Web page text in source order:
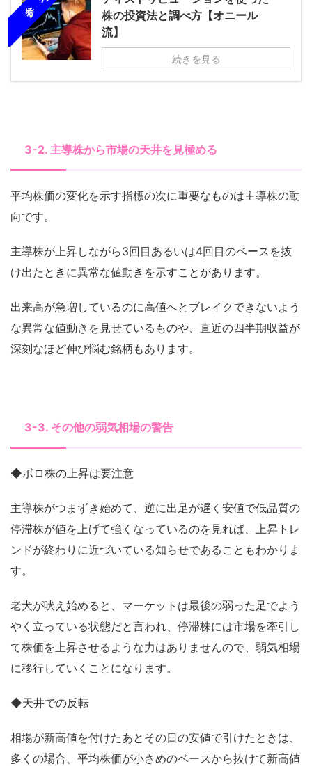
株の投資法と調べ方【オニール
流】
続きを見る
3-2. 主導株から市場の天井を見極める
平均株価の変化を示す指標の次に重要なものは主導株の動
向です。
主導株が上昇しながら3回目あるいは4回目のベースを抜
け出たときに異常な値動きを示すことがあります。
出来高が急増しているのに高値へとブレイクできないよう
な異常な値動きを見せているものや、直近の四半期収益が
深刻なほど伸び悩む銘柄もあります。
3-3. その他の弱気相場の警告
◆ボロ株の上昇は要注意
主導株がつまずき始めて、逆に出足が遅く安値で低品質の
停滞株が値を上げて強くなっているのを見れば、上昇トレ
ンドが終わりに近づいている知らせであることもわかりま
す。
老犬が吠え始めると、マーケットは最後の弱った足でよう
やく立っている状態だと言われ、停滞株には市場を牽引し
て株価を上昇させるような力はありませんので、弱気相場
に移行していくことになります。
◆天井での反転
相場が新高値を付けたあとその日の安値で引けたときは、
多くの場合、平均株価が小さめのベースから抜けて新高値